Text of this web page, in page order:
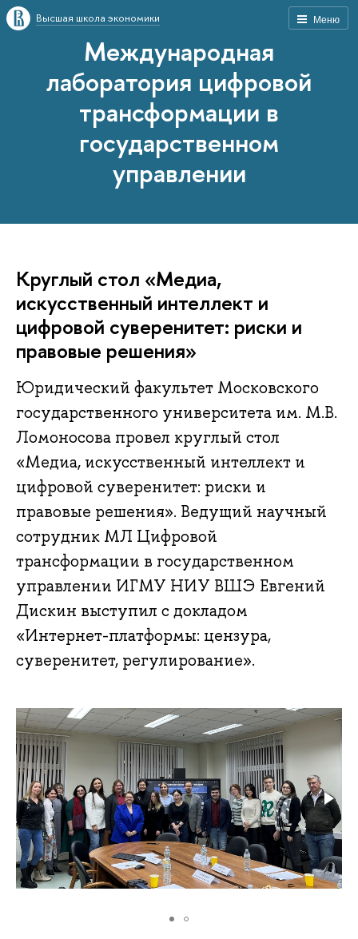
Меню
Высшая школа экономики
Международная
лаборатория цифровой
трансформации в
государственном
управлении
Круглый стол «Медиа,
искусственный интеллект и
цифровой суверенитет: риски и
правовые решения»
Юридический факультет Московского
государственного университета им. М.В.
Ломоносова провел круглый стол
«Медиа, искусственный интеллект и
цифровой суверенитет: риски и
правовые решения». Ведущий научный
сотрудник МЛ Цифровой
трансформации в государственном
управлении ИГМУ НИУ ВШЭ Евгений
Дискин выступил с докладом
«Интернет-платформы: цензура,
суверенитет, регулирование».